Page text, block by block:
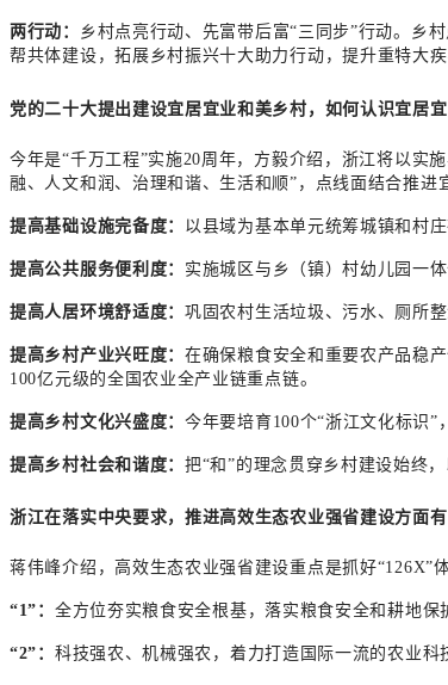
两行动：
乡村点亮行动、先富带后富“三同步”行动。乡
帮共体建设，拓展乡村振兴十大助力行动，提升重特大
党的二十大提出建设宜居宜业和美乡村，如何认识宜居
今年是“千万工程”实施20周年，方毅介绍，浙江将以实
融、人文和润、治理和谐、生活和顺”，点线面结合推进
提高基础设施完备度： 以县域为基本单元统筹城镇和村
提高公共服务便利度： 实施城区与乡（镇）村幼儿园一
提高人居环境舒适度： 巩固农村生活垃圾、污水、厕所
提高乡村产业兴旺度： 在确保粮食安全和重要农产品稳
100亿元级的全国农业全产业链重点链。
提高乡村文化兴盛度： 今年要培育100个“浙江文化标识”
提高乡村社会和谐度： 把“和”的理念贯穿乡村建设始终
浙江在落实中央要求，推进高效生态农业强省建设方面有
蒋伟峰介绍，高效生态农业强省建设重点是抓好“126X”
“1”： 全方位夯实粮食安全根基，落实粮食安全和耕地
“2”： 科技强农、机械强农，着力打造国际一流的农业科